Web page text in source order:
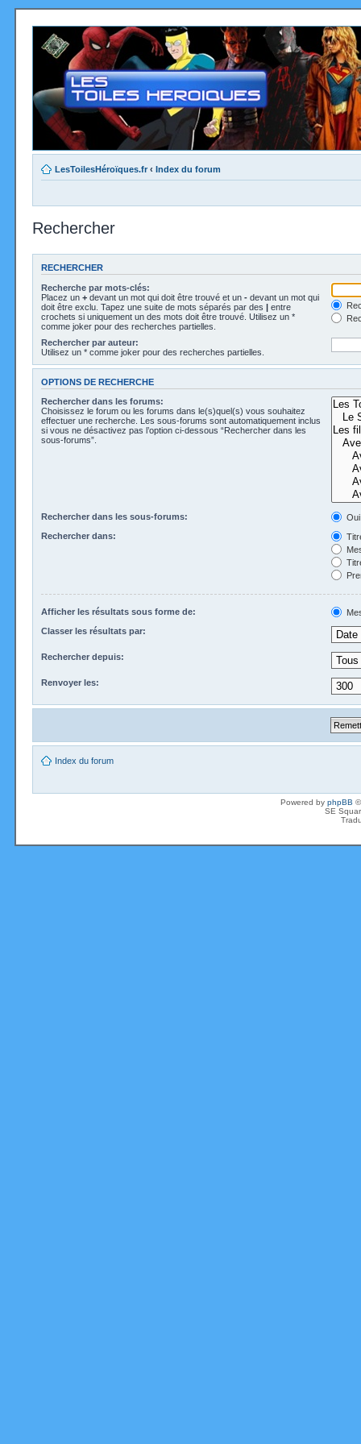
LesToilesHéroïques.fr ‹ Index du forum
Rechercher
RECHERCHER
Recherche par mots-clés:
Placez un + devant un mot qui doit être trouvé et un - devant un mot qui
doit être exclu. Tapez une suite de mots séparés par des | entre
crochets si uniquement un des mots doit être trouvé. Utilisez un *
comme joker pour des recherches partielles.
Rechercher par auteur:
Utilisez un * comme joker pour des recherches partielles.
OPTIONS DE RECHERCHE
Rechercher dans les forums:
Choisissez le forum ou les forums dans le(s)quel(s) vous souhaitez
effectuer une recherche. Les sous-forums sont automatiquement inclus
si vous ne désactivez pas l’option ci-dessous “Rechercher dans les
sous-forums”.
Rechercher dans les sous-forums:
Oui
Rechercher dans:
Afficher les résultats sous forme de:
Classer les résultats par:
Rechercher depuis:
Renvoyer les:
Index du forum
Powered by phpBB
SE